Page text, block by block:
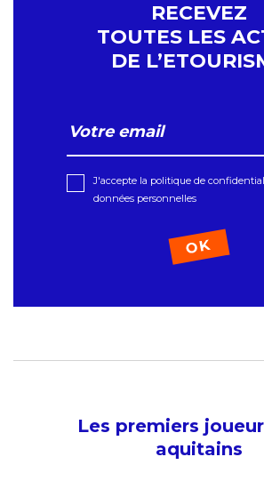
RECEVEZ
TOUTES LES
DE
J'accepte la politique de
données personnelles
Les premiers
aquitains